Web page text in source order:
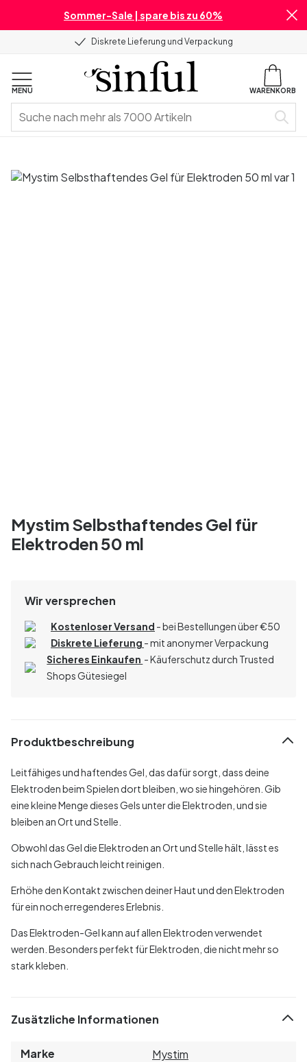
Sommer-Sale | spare bis zu 60%
Diskrete Lieferung und Verpackung
MENU WARENKORB
Mystim Selbsthaftendes Gel für
Elektroden 50 ml
Wir versprechen
Kostenloser Versand - bei Bestellungen über€50
Diskrete Lieferung - mit anonymer Verpackung
Sicheres Einkaufen - Käuferschutz durch Trusted
Shops Gütesiegel
Produktbeschreibung
Leitfähiges und haftendes Gel, das dafür sorgt, dass deine
Elektroden beim Spielen dort bleiben, wo sie hingehören. Gib
eine kleine Menge dieses Gels unter die Elektroden, und sie
bleiben an Ort und Stelle.
Obwohl das Gel die Elektroden an Ort und Stelle hält, lässt es
sich nach Gebrauch leicht reinigen.
Erhöhe den Kontakt zwischen deiner Haut und den Elektroden
für ein noch erregenderes Erlebnis.
Das Elektroden-Gel kann auf allen Elektroden verwendet
werden. Besonders perfekt für Elektroden, die nicht mehr so
stark kleben.
Zusätzliche Informationen
Marke
Mystim